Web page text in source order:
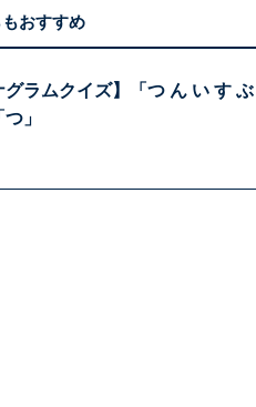
おすすめ
グラムクイズ】「つ ん い す
」